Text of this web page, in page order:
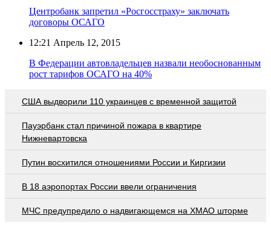
Центробанк запретил «Росгосстраху» заключать
договоры ОСАГО
12:21 Апрель 12, 2015
В Федерации автовладельцев назвали необоснованным
рост тарифов ОСАГО на 40%
США выдворили 110 украинцев с временной защитой
Пауэрбанк стал причиной пожара в квартире
Нижневартовска
Путин восхитился отношениями России и Киргизии
В 18 аэропортах России ввели ограничения
МЧС предупредило о надвигающемся на ХМАО шторме